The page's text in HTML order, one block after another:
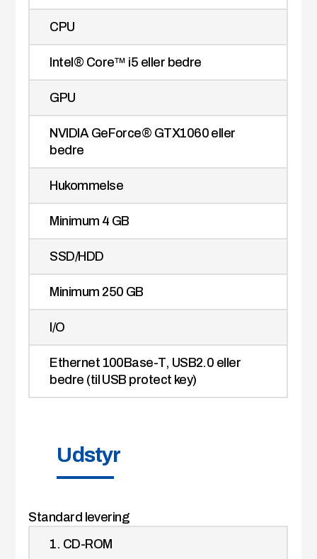
CPU
Intel® Core™ i5 eller bedre
GPU
NVIDIA GeForce® GTX1060 eller
bedre
Hukommelse
Minimum 4 GB
SSD/HDD
Minimum 250 GB
I/O
Ethernet 100Base-T, USB2.0 eller
bedre (til USB protect key)
Udstyr
Standard levering
1. CD-ROM